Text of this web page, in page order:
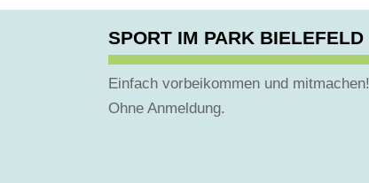
SPORT IM PARK BIELEFELD
Einfach vorbeikommen und mitmachen!
Ohne Anmeldung.